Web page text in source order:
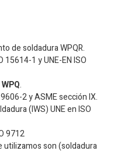
de soldadura WPQR.
15614-1 y UNE-EN ISO
.
2 y ASME sección IX.
(IWS) UNE en ISO
9712
utilizamos son (soldadura